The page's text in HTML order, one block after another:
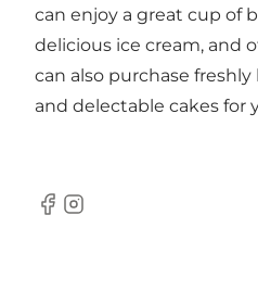
can enjoy a great cup of
delicious ice cream, and
can also purchase
and delectable cakes for
Facebook
Instagram